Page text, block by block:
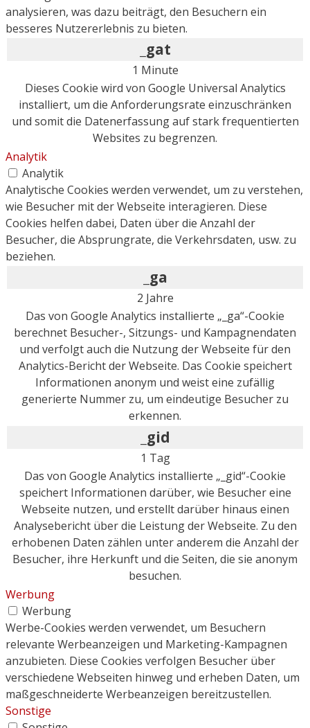
analysieren, was dazu beiträgt, den Besuchern ein
besseres Nutzererlebnis zu bieten.
_gat
1 Minute
Dieses Cookie wird von Google Universal Analytics
installiert, um die Anforderungsrate einzuschränken
und somit die Datenerfassung auf stark frequentierten
Websites zu begrenzen.
Analytik
Analytik
Analytische Cookies werden verwendet, um zu verstehen,
wie Besucher mit der Webseite interagieren. Diese
Cookies helfen dabei, Daten über die Anzahl der
Besucher, die Absprungrate, die Verkehrsdaten, usw. zu
beziehen.
_ga
2 Jahre
Das von Google Analytics installierte „_ga“-Cookie
berechnet Besucher-, Sitzungs- und Kampagnendaten
und verfolgt auch die Nutzung der Webseite für den
Analytics-Bericht der Webseite. Das Cookie speichert
Informationen anonym und weist eine zufällig
generierte Nummer zu, um eindeutige Besucher zu
erkennen.
_gid
1 Tag
Das von Google Analytics installierte „_gid“-Cookie
speichert Informationen darüber, wie Besucher eine
Webseite nutzen, und erstellt darüber hinaus einen
Analysebericht über die Leistung der Webseite. Zu den
erhobenen Daten zählen unter anderem die Anzahl der
Besucher, ihre Herkunft und die Seiten, die sie anonym
besuchen.
Werbung
Werbung
Werbe-Cookies werden verwendet, um Besuchern
relevante Werbeanzeigen und Marketing-Kampagnen
anzubieten. Diese Cookies verfolgen Besucher über
verschiedene Webseiten hinweg und erheben Daten, um
maßgeschneiderte Werbeanzeigen bereitzustellen.
Sonstige